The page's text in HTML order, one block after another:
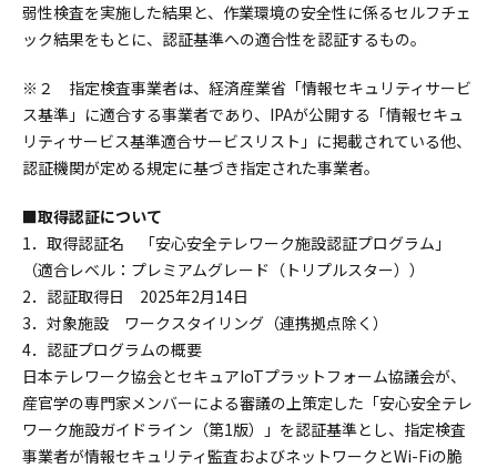
弱性検査を実施した結果と、作業環境の安全性に係るセルフチェ
ック結果をもとに、認証基準への適合性を認証するもの。
※２ 指定検査事業者は、経済産業省「情報セキュリティサービ
ス基準」に適合する事業者であり、IPAが公開する「情報セキュ
リティサービス基準適合サービスリスト」に掲載されている他、
認証機関が定める規定に基づき指定された事業者。
■取得認証について
1．取得認証名 「安心安全テレワーク施設認証プログラム」
（適合レベル：プレミアムグレード（トリプルスター））
2．認証取得日 2025年2月14日
3．対象施設 ワークスタイリング（連携拠点除く）
4．認証プログラムの概要
日本テレワーク協会とセキュアIoTプラットフォーム協議会が、
産官学の専門家メンバーによる審議の上策定した「安心安全テレ
ワーク施設ガイドライン（第1版）」を認証基準とし、指定検査
事業者が情報セキュリティ監査およびネットワークとWi-Fiの脆